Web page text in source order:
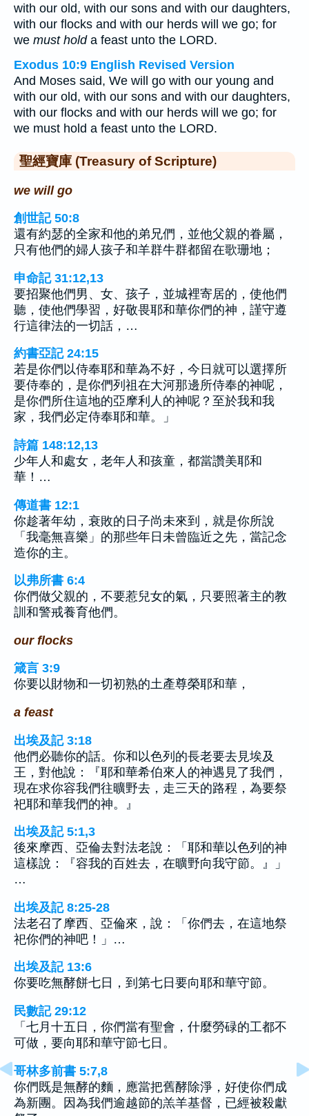
with our old, with our sons and with our daughters,
with our flocks and with our herds will we go; for
we must holda feast unto the LORD.
Exodus 10:9 English Revised Version
And Moses said, We will go with our young and
with our old, with our sons and with our daughters,
with our flocks and with our herds will we go; for
we must hold a feast unto the LORD.
聖經寶庫 (Treasury of Scripture)
we will go
創世記 50:8
還有約瑟的全家和他的弟兄們，並他父親的眷屬，
只有他們的婦人孩子和羊群牛群都留在歌珊地；
申命記 31:12,13
要招聚他們男、女、孩子，並城裡寄居的，使他們
聽，使他們學習，好敬畏耶和華你們的神，謹守遵
行這律法的一切話，…
約書亞記 24:15
若是你們以侍奉耶和華為不好，今日就可以選擇所
要侍奉的，是你們列祖在大河那邊所侍奉的神呢，
是你們所住這地的亞摩利人的神呢？至於我和我
家，我們必定侍奉耶和華。」
詩篇 148:12,13
少年人和處女，老年人和孩童，都當讚美耶和
華！…
傳道書 12:1
你趁著年幼，衰敗的日子尚未來到，就是你所說
「我毫無喜樂」的那些年日未曾臨近之先，當記念
造你的主。
以弗所書 6:4
你們做父親的，不要惹兒女的氣，只要照著主的教
訓和警戒養育他們。
our flocks
箴言 3:9
你要以財物和一切初熟的土產尊榮耶和華，
a feast
出埃及記 3:18
他們必聽你的話。你和以色列的長老要去見埃及
王，對他說：『耶和華希伯來人的神遇見了我們，
現在求你容我們往曠野去，走三天的路程，為要祭
祀耶和華我們的神。』
出埃及記 5:1,3
後來摩西、亞倫去對法老說：「耶和華以色列的神
這樣說：『容我的百姓去，在曠野向我守節。』」
…
出埃及記 8:25-28
法老召了摩西、亞倫來，說：「你們去，在這地祭
祀你們的神吧！」…
出埃及記 13:6
你要吃無酵餅七日，到第七日要向耶和華守節。
民數記 29:12
「七月十五日，你們當有聖會，什麼勞碌的工都不
可做，要向耶和華守節七日。
哥林多前書 5:7,8
你們既是無酵的麵，應當把舊酵除淨，好使你們成
為新團。因為我們逾越節的羔羊基督，已經被殺獻